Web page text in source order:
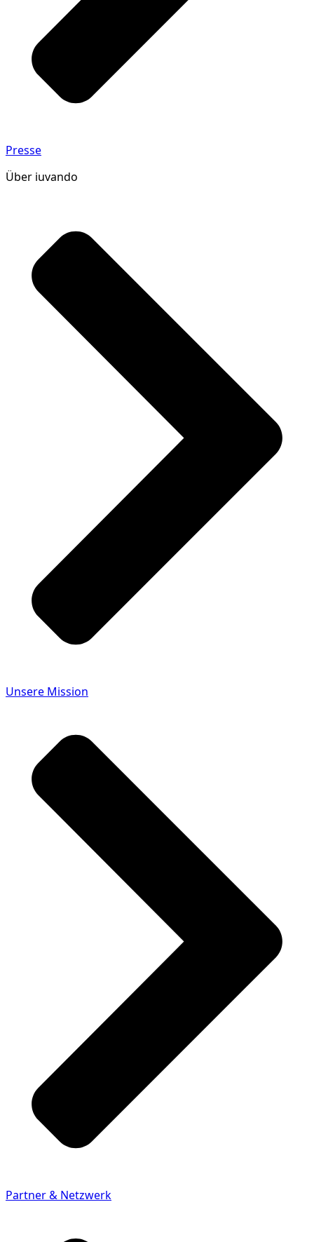
Presse
Über iuvando
Unsere Mission
Partner & Netzwerk